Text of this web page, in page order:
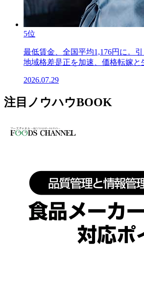
5位
最低賃金、全国平均1,176円に。引
地域格差是正を加速、価格転嫁と
2026.07.29
注目ノウハウBOOK